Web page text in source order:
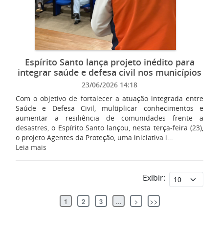
Espírito Santo lança projeto inédito para
integrar saúde e defesa civil nos municípios
23/06/2026 14:18
Com o objetivo de fortalecer a atuação integrada entre
Saúde e Defesa Civil, multiplicar conhecimentos e
aumentar a resiliência de comunidades frente a
desastres, o Espírito Santo lançou, nesta terça-feira (23),
o projeto Agentes da Proteção, uma iniciativa i...
Leia mais
Exibir:
1 2 3 ... > >>